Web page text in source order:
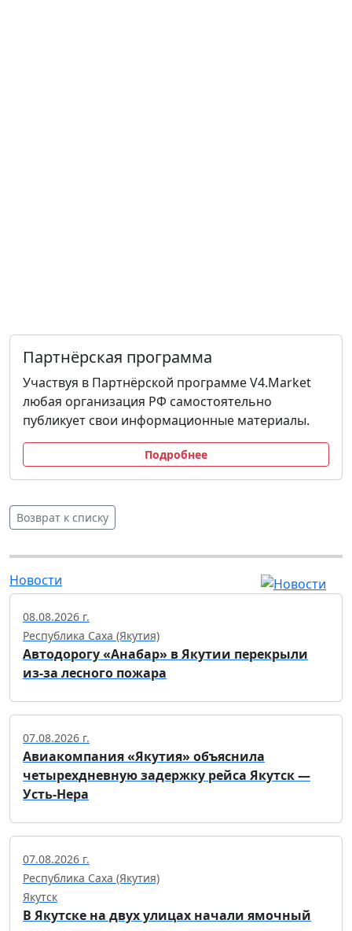
Партнёрская программа
Участвуя в Партнёрской программе V4.Market
любая организация РФ самостоятельно
публикует свои информационные материалы.
Подробнее
Возврат к списку
Новости
08.08.2026 г.
Республика Саха (Якутия)
Автодорогу «Анабар» в Якутии перекрыли
из-за лесного пожара
07.08.2026 г.
Авиакомпания «Якутия» объяснила
четырехдневную задержку рейса Якутск —
Усть-Нера
07.08.2026 г.
Республика Саха (Якутия)
Якутск
В Якутске на двух улицах начали ямочный